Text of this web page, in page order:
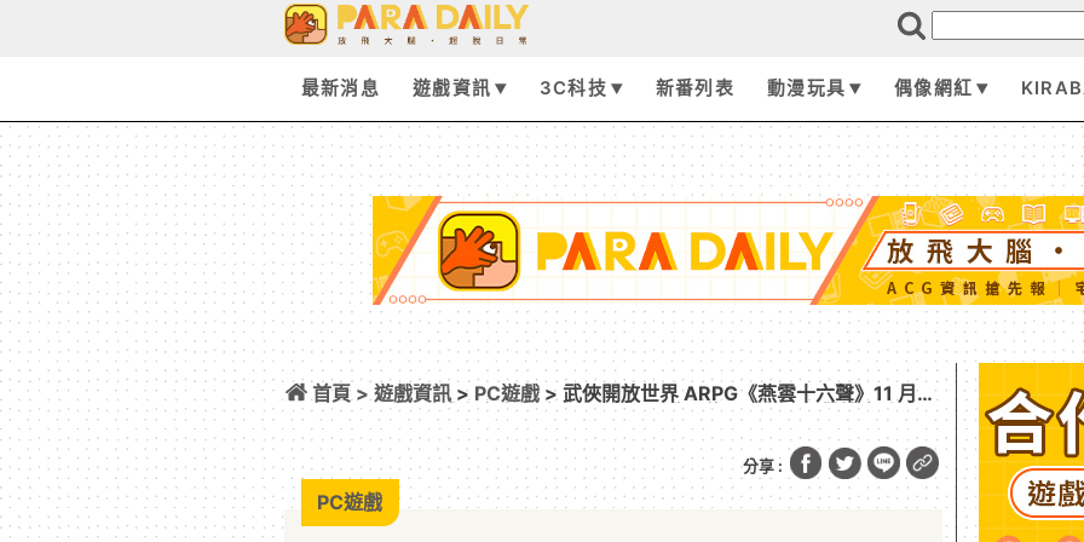
最新消息 遊戲資訊 3C科技 新番列表 動漫玩具 偶像網紅
首頁 >遊戲資訊 > PC遊戲 > 武俠開放世界 ARPG《燕雲十六聲》11 月
15 日正式上市 雙平台今(11/14)開啟預約，唯美原聲帶搶先聽
分享 :
PC遊戲